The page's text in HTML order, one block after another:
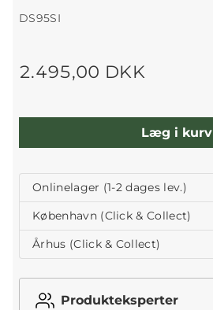
DS95SI
2.495,00 DKK
Læg i kurv
Onlinelager (1-2 dages lev.)
København (Click & Collect)
Århus (Click & Collect)
Produkteksperter